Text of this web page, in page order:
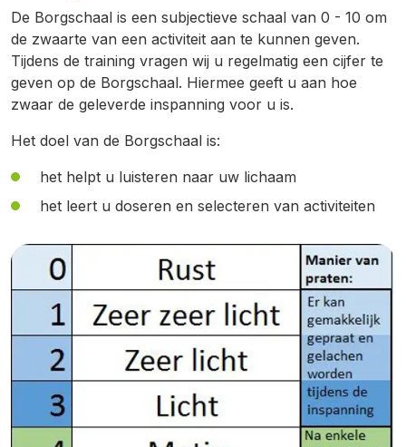
De Borgschaal is een subjectieve schaal van 0 - 10 om
de zwaarte van een activiteit aan te kunnen geven.
Tijdens de training vragen wij u regelmatig een cijfer te
geven op de Borgschaal. Hiermee geeft u aan hoe
zwaar de geleverde inspanning voor u is.
Het doel van de Borgschaal is:
het helpt u luisteren naar uw lichaam
het leert u doseren en selecteren van activiteiten